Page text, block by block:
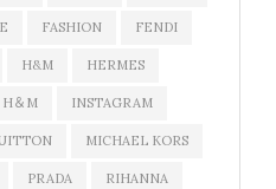
FASHION FENDI
H&M HERMES
H＆M INSTAGRAM
MICHAEL KORS
PRADA RIHANNA